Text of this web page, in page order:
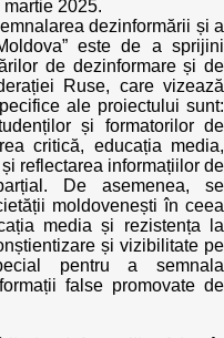
2025.
dezinformării și a
este de a sprijini
de dezinformare și de
Ruse, care vizează
ale proiectului sunt:
și formatorilor de
critică, educația media,
reflectarea informațiilor de
De asemenea, se
moldovenești în ceea
media și rezistența la
și vizibilitate pe
pentru a semnala
false promovate de